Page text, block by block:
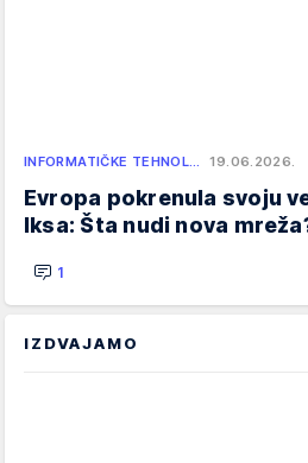
INFORMATIČKE TEHNOL… 19.06.2026.
Evropa pokrenula svoju
Iksa: Šta nudi nova
1
IZDVAJAMO